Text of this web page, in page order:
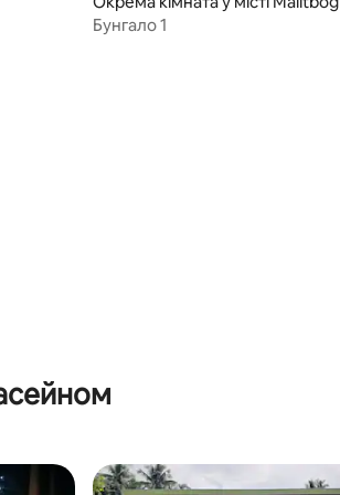
Бунгало 1